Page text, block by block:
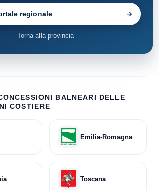
regionale
Torna alla provincia
BALNEARI DELLE
COSTIERE
Emilia-Romagna
Toscana